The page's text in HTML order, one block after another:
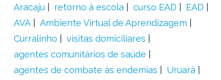
Aracaju
retorno à escola curso EAD
EAD
AVA
Ambiente Virtual de Aprendizagem
Curralinho
visitas domiciliares
agentes comunitários de saúde
agentes de combate às endemias
Uruará